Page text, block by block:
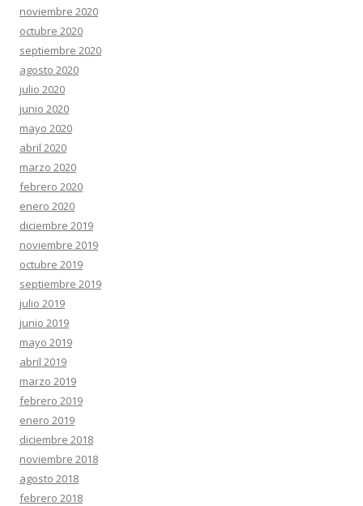
noviembre 2020
octubre 2020
septiembre 2020
agosto 2020
julio 2020
junio 2020
mayo 2020
abril 2020
marzo 2020
febrero 2020
enero 2020
diciembre 2019
noviembre 2019
octubre 2019
septiembre 2019
julio 2019
junio 2019
mayo 2019
abril 2019
marzo 2019
febrero 2019
enero 2019
diciembre 2018
noviembre 2018
agosto 2018
febrero 2018